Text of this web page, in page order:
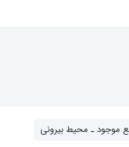
موجود ـ محیط بیرونی